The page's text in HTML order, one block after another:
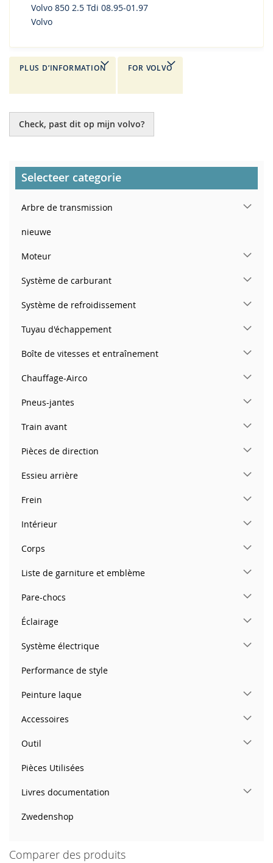
Volvo 850 2.5 Tdi 08.95-01.97
Volvo
PLUS D’INFORMATION FOR VOLVO
Check, past dit op mijn volvo?
Selecteer categorie
Arbre de transmission
nieuwe
Moteur
Système de carburant
Système de refroidissement
Tuyau d'échappement
Boîte de vitesses et entraînement
Chauffage-Airco
Pneus-jantes
Train avant
Pièces de direction
Essieu arrière
Frein
Intérieur
Corps
Liste de garniture et emblème
Pare-chocs
Éclairage
Système électrique
Performance de style
Peinture laque
Accessoires
Outil
Pièces Utilisées
Livres documentation
Zwedenshop
Comparer des produits